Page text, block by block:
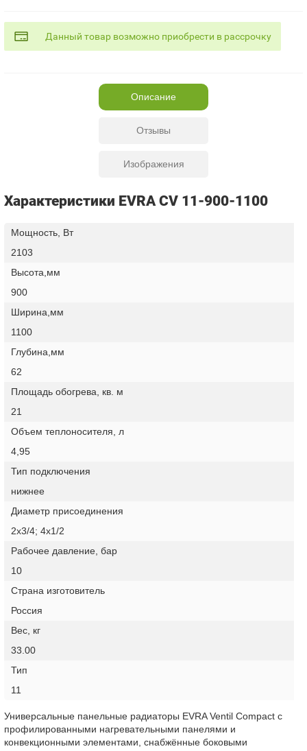
Данный товар возможно приобрести в рассрочку
Описание
Отзывы
Изображения
Характеристики EVRA CV 11-900-1100
Мощность, Вт
2103
Высота,мм
900
Ширина,мм
1100
Глубина,мм
62
Площадь обогрева, кв. м
21
Объем теплоносителя, л
4,95
Тип подключения
нижнее
Диаметр присоединения
2х3/4; 4х1/2
Рабочее давление, бар
10
Страна изготовитель
Россия
Вес, кг
33.00
Тип
11
Универсальные панельные радиаторы EVRA Ventil Compact с
профилированными нагревательными панелями и
конвекционными элементами, снабжённые боковыми